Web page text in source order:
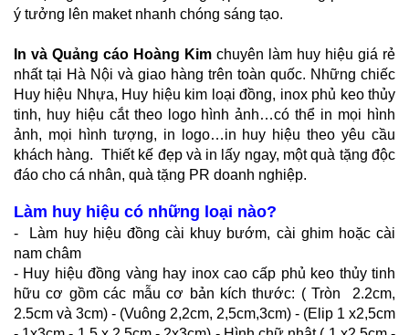
ý tưởng lên maket nhanh chóng sáng tạo.
In và Quảng cáo Hoàng Kim chuyên làm huy hiệu giá rẻ
nhất tại Hà Nội và giao hàng trên toàn quốc. Những chiếc
Huy hiệu Nhựa, Huy hiệu kim loại đồng, inox phủ keo thủy
tinh, huy hiệu cắt theo logo hình ảnh…có thể in mọi hình
ảnh, mọi hình tượng, in logo…in huy hiệu theo yêu cầu
khách hàng. Thiết kế đẹp và in lấy ngay, một quà tặng độc
đáo cho cá nhân, quà tặng PR doanh nghiệp.
Làm huy hiệu có những loại nào?
- Làm huy hiệu đồng cài khuy bướm, cài ghim hoặc cài
nam châm
- Huy hiệu đồng vàng hay inox cao cấp phủ keo thủy tinh
hữu cơ gồm các mẫu cơ bản kích thước: ( Tròn 2.2cm,
2.5cm và 3cm) - (Vuông 2,2cm, 2,5cm,3cm) - (Elip 1 x2,5cm